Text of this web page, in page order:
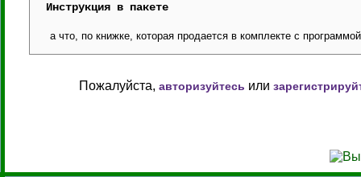
Инструкция в пакете
а что, по книжке, которая продается в комплекте с
Пожалуйста, авторизуйтесь или